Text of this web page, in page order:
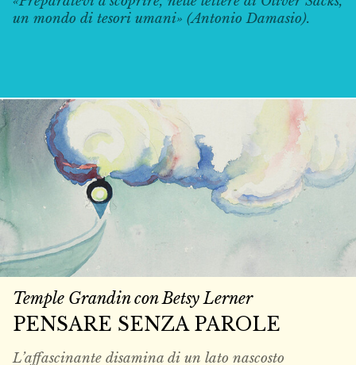
un mondo di tesori umani» (Antonio Damasio).
Temple Grandin con Betsy Lerner
PENSARE SENZA PAROLE
L’affascinante disamina di un lato nascosto